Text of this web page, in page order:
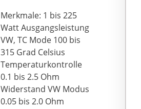
Zugverhalten: MTL -
RDL, Liquidkapazität: 2
ml,
Befüllmechanismus:Top
-Fill, Einstellbare
Bottom-Airflow,
Material: Polyamid,
Verdampferkopf FeCrAl
Merkmale: 1 bis 225
Watt Ausgangsleistung
VW, TC Mode 100 bis
315 Grad Celsius
Temperaturkontrolle
0.1 bis 2.5 Ohm
Widerstand VW Modus
0.05 bis 2.0 Ohm